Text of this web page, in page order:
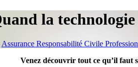
la
Assurance Responsabilité Civile
Venez découvrir tout ce qu’il faut